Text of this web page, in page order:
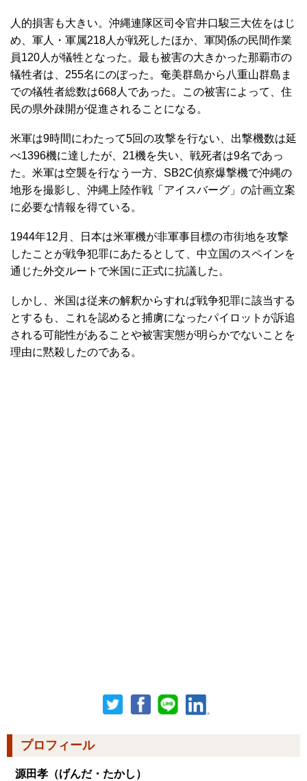
人的損害も大きい。沖縄連隊区司令官井口駿三大佐をはじ
め、軍人・軍属218人が戦死したほか、軍関係の民間作業
員120人が犠牲となった。最も被害の大きかった那覇市の
犠牲者は、255名にのぼった。奄美群島から八重山群島ま
での犠牲者総数は668人であった。この被害によって、住
民の県外疎開が促進されることになる。
米軍は9時間にわたって5回の攻撃を行ない、出撃機数は延
べ1396機に達したが、21機を失い、戦死者は9名であっ
た。米軍は空襲を行なう一方、SB2C偵察爆撃機で沖縄の
地形を撮影し、沖縄上陸作戦「アイスバーグ」の計画立案
に必要な情報を得ている。
1944年12月、日本は米軍機が非軍事目標の市街地を攻撃
したことが戦争犯罪にあたるとして、中立国のスペインを
通じた外交ルートで米国に正式に抗議した。
しかし、米国は従来の解釈からすれば戦争犯罪に該当する
とするも、これを認めると捕虜になったパイロットが訴追
される可能性があることや被害実態が明らかでないことを
理由に黙殺したのである。
プロフィール
源田孝 （げんだ・たかし）